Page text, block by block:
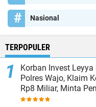
Nasional
TERPOPULER
Korban Invest
Polres Wajo, Klaim
Rp8 Miliar, Minta
Dituntaskan